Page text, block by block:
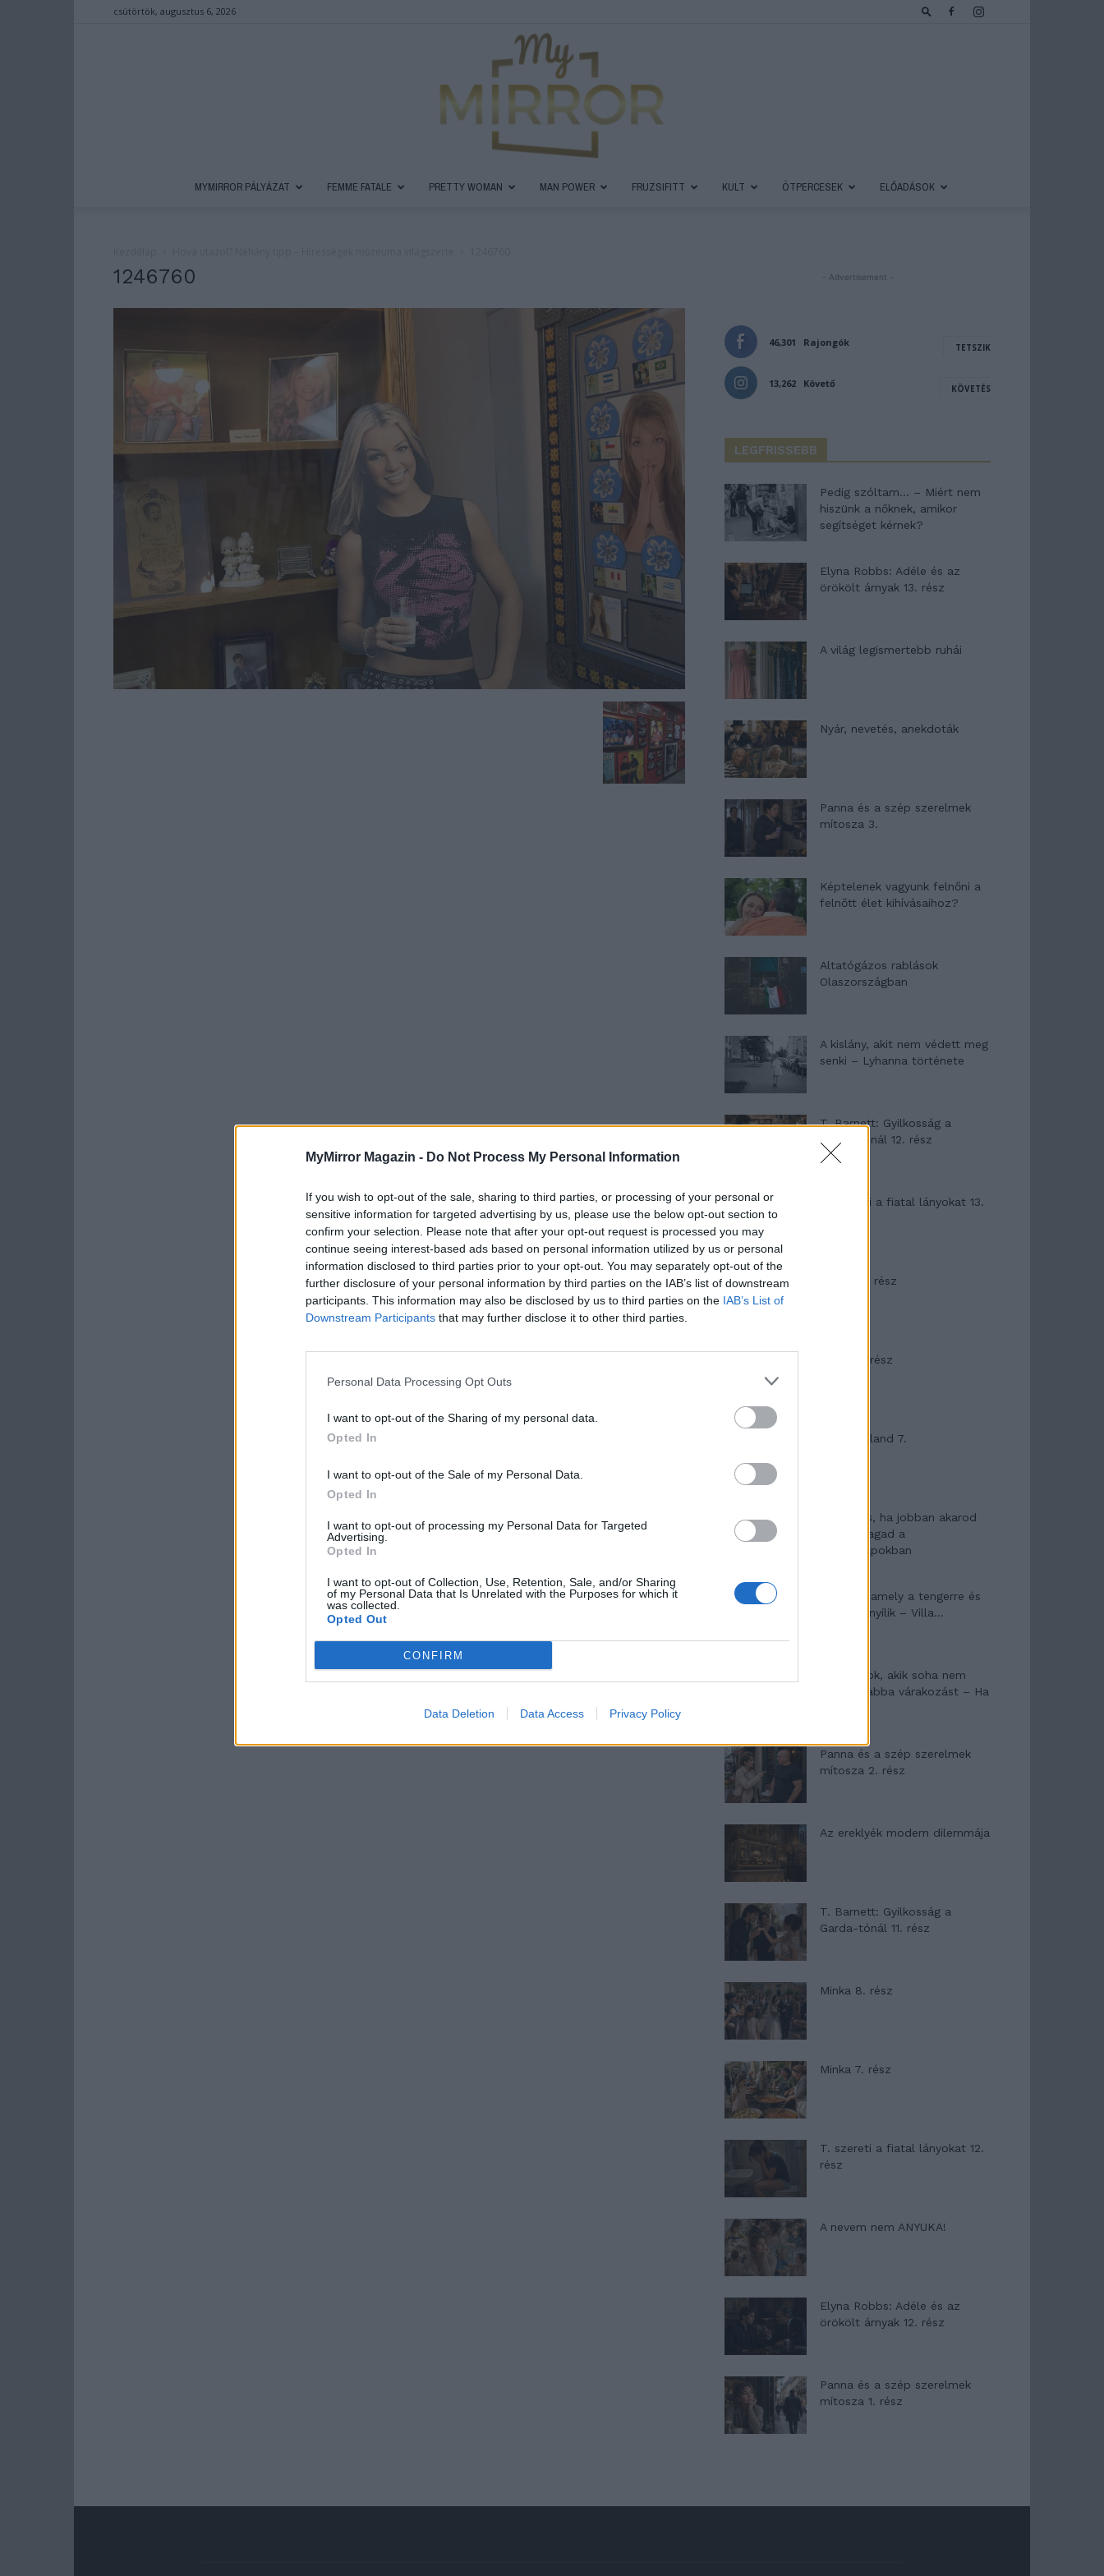
MyMirror Magazin - Do Not Process My Personal Information
If you wish to opt-out of the sale, sharing to third parties, or processing of your personal or
sensitive information for targeted advertising by us, please use the below opt-out section to
confirm your selection. Please note that after your opt-out request is processed you may
continue seeing interest-based ads based on personal information utilized by us or personal
information disclosed to third parties prior to your opt-out. You may separately opt-out of the
further disclosure of your personal information by third parties on the IAB’s list of downstream
participants. This information may also be disclosed by us to third parties on the IAB’s List of
Downstream Participants that may further disclose it to other third parties.
Personal Data Processing Opt Outs
I want to opt-out of the Sharing of my personal data.
Opted In
I want to opt-out of the Sale of my Personal Data.
Opted In
I want to opt-out of processing my Personal Data for Targeted
Advertising.
Opted In
I want to opt-out of Collection, Use, Retention, Sale, and/or Sharing
of my Personal Data that Is Unrelated with the Purposes for which it
was collected.
Opted Out
CONFIRM
Data Deletion Data Access Privacy Policy
csütörtök, augusztus 6, 2026
Magazin
MYMIRROR PÁLYÁZAT FEMME FATALE PRETTY WOMAN MAN POWER FRUZSIFITT KULT ÖTPERCESEK ELŐADÁSOK
1246760 - Advertisement -
46,301 Rajongók TETSZIK
13,262 Követő KÖVETÉS
LEGFRISSEBB
Pedig szóltam… – Miért nem
hiszünk a nőknek, amikor
segítséget kérnek?
Elyna Robbs: Adéle és az
örökölt árnyak 13. rész
A világ legismertebb ruhái
Nyár, nevetés, anekdoták
Panna és a szép szerelmek
mítosza 3.
Képtelenek vagyunk felnőni a
felnőtt élet kihívásaihoz?
Altatógázos rablások
Olaszországban
A kislány, akit nem védett meg
senki – Lyhanna története
T. Barnett: Gyilkosság a
Garda-tónál 12. rész
T. szereti a fiatal lányokat 13.
Minka 10. rész
Minka 9. rész
Máltai kaland 7.
10 tanács, ha jobban akarod
érezni magad a
hétköznapokban
Egy ház, amely a tengerre és
a fényre nyílik – Villa...
A családok, akik soha nem
hagyták abba várakozást – Ha
Panna és a szép szerelmek
mítosza 2. rész
Az ereklyék modern dilemmája
T. Barnett: Gyilkosság a
Garda-tónál 11. rész
Minka 8. rész
Minka 7. rész
T. szereti a fiatal lányokat 12.
rész
A nevem nem ANYUKA!
Elyna Robbs: Adéle és az
örökölt árnyak 12. rész
Panna és a szép szerelmek
mítosza 1. rész